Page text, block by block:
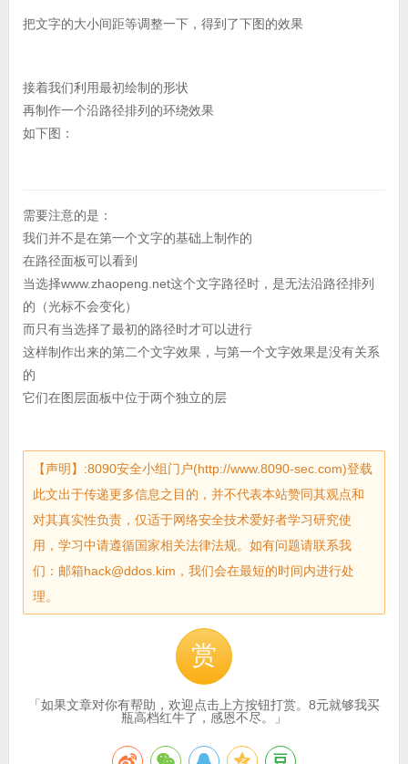
把文字的大小间距等调整一下，得到了下图的效果
接着我们利用最初绘制的形状
再制作一个沿路径排列的环绕效果
如下图：
需要注意的是：
我们并不是在第一个文字的基础上制作的
在路径面板可以看到
当选择www.zhaopeng.net这个文字路径时，是无法沿路径排列
的（光标不会变化）
而只有当选择了最初的路径时才可以进行
这样制作出来的第二个文字效果，与第一个文字效果是没有关系
的
它们在图层面板中位于两个独立的层
【声明】:8090安全小组门户(http://www.8090-sec.com)登载
此文出于传递更多信息之目的，并不代表本站赞同其观点和
对其真实性负责，仅适于网络安全技术爱好者学习研究使
用，学习中请遵循国家相关法律法规。如有问题请联系我
们：邮箱hack@ddos.kim，我们会在最短的时间内进行处
理。
赏
「如果文章对你有帮助，欢迎点击上方按钮打赏。8元就够我买
瓶高档红牛了，感恩不尽。」